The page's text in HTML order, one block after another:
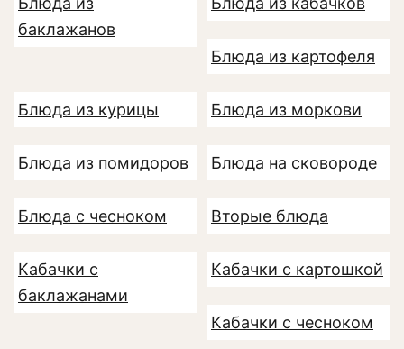
баклажанов
Блюда из картофеля
Блюда из курицы Блюда из моркови
Блюда из помидоров Блюда на сковороде
Блюда с чесноком Вторые блюда
Кабачки с
баклажанами
Кабачки с картошкой
Кабачки с чесноком